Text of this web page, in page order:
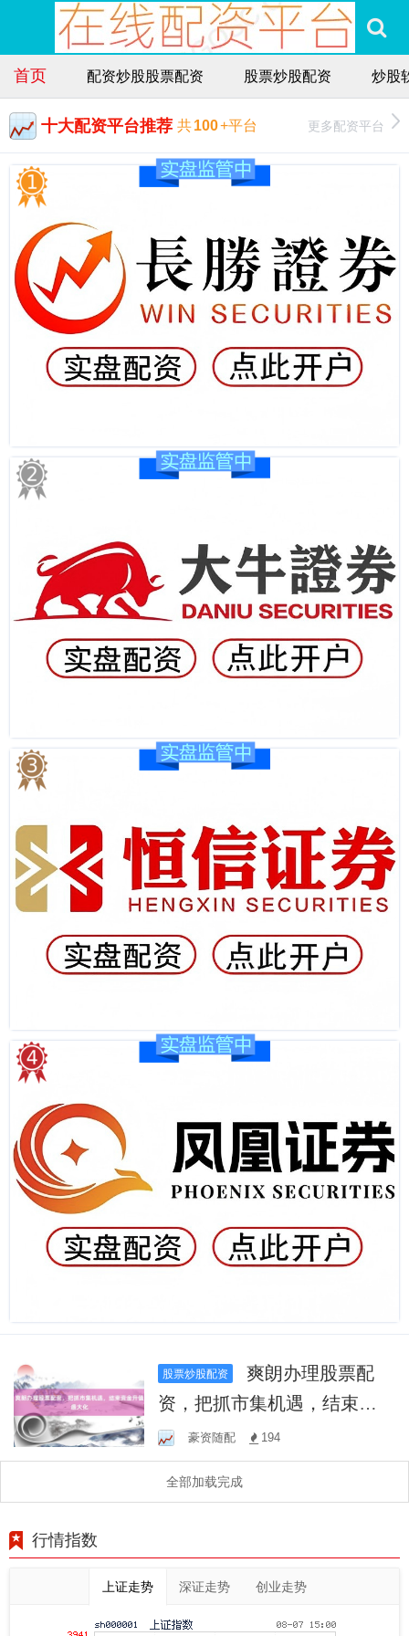
首页 配资炒股股票配资 股票炒股配资 炒股
十大配资平台推荐 共100+平台 更多配资平台
股票炒股配资
爽朗办理股票配
资，把抓市集机遇，结束资
金升值最大化
豪资随配 194
全部加载完成
行情指数
上证走势 深证走势 创业走势